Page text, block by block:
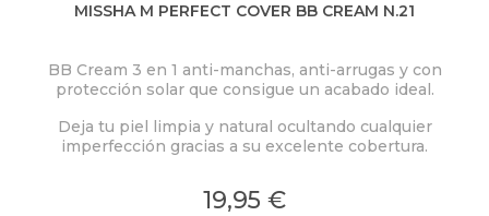
MISSHA M PERFECT COVER BB CREAM N.21
BB Cream 3 en 1 anti-manchas, anti-arrugas y con
protección solar que consigue un acabado ideal.
Deja tu piel limpia y natural ocultando cualquier
imperfección gracias a su excelente cobertura.
19,95 €